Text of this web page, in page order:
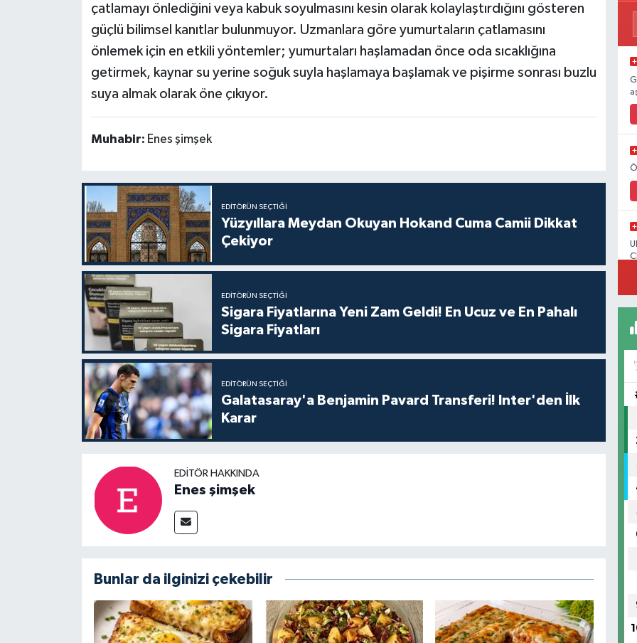
çatlamayı önlediğini veya kabuk soyulmasını kesin olarak kolaylaştırdığını gösteren
güçlü bilimsel kanıtlar bulunmuyor. Uzmanlara göre yumurtaların çatlamasını
önlemek için en etkili yöntemler; yumurtaları haşlamadan önce oda sıcaklığına
getirmek, kaynar su yerine soğuk suyla haşlamaya başlamak ve pişirme sonrası buzlu
suya almak olarak öne çıkıyor.
Muhabir: Enes şimşek
EDITÖRÜN SEÇTIĞI
Yüzyıllara Meydan Okuyan Hokand Cuma Camii Dikkat
Çekiyor
EDITÖRÜN SEÇTIĞI
Sigara Fiyatlarına Yeni Zam Geldi! En Ucuz ve En Pahalı
Sigara Fiyatları
EDITÖRÜN SEÇTIĞI
Galatasaray'a Benjamin Pavard Transferi! Inter'den İlk
Karar
EDITÖR HAKKINDA
Enes şimşek
Bunlar da ilginizi çekebilir